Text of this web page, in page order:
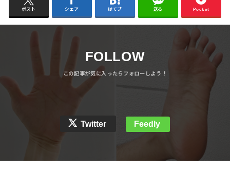
ポスト シェア はてブ 送る Pocket
FOLLOW
Twitter Feedly